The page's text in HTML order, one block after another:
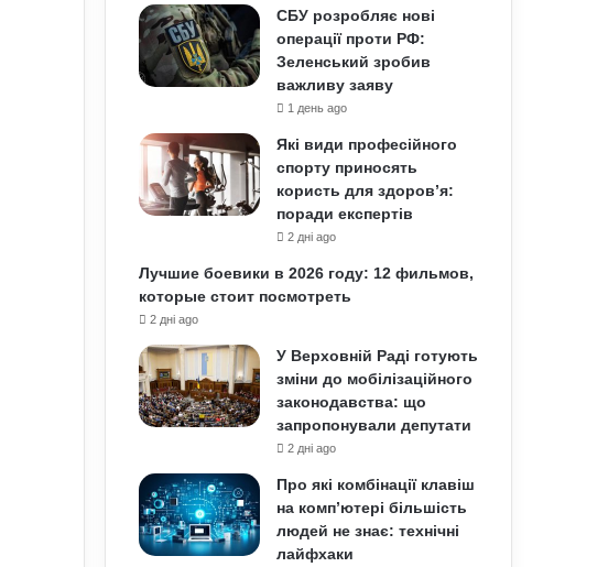
СБУ розробляє нові
операції проти РФ:
Зеленський зробив
важливу заяву
1 день ago
Які види професійного
спорту приносять
користь для здоров’я:
поради експертів
2 дні ago
Лучшие боевики в 2026 году: 12 фильмов,
которые стоит посмотреть
2 дні ago
У Верховній Раді готують
зміни до мобілізаційного
законодавства: що
запропонували депутати
2 дні ago
Про які комбінації клавіш
на комп’ютері більшість
людей не знає: технічні
лайфхаки